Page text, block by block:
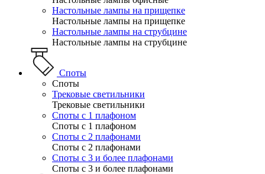
Настольные лампы на прищепке
Настольные лампы на прищепке
Настольные лампы на струбцине
Настольные лампы на струбцине
Споты
Споты
Трековые светильники
Трековые светильники
Споты с 1 плафоном
Споты с 1 плафоном
Споты с 2 плафонами
Споты с 2 плафонами
Споты с 3 и более плафонами
Споты с 3 и более плафонами